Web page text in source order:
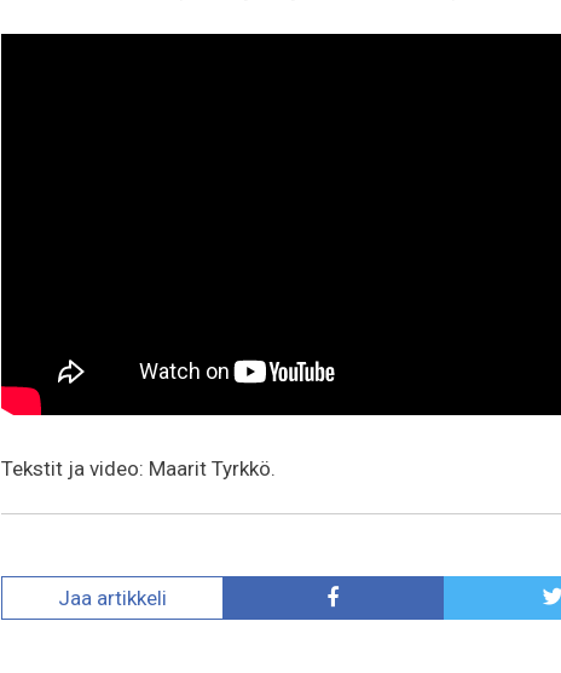
Tekstit ja video: Maarit Tyrkkö.
Jaaartikkeli